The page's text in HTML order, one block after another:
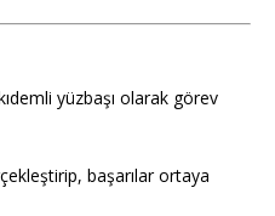
yüzbaşı olarak görev
başarılar ortaya